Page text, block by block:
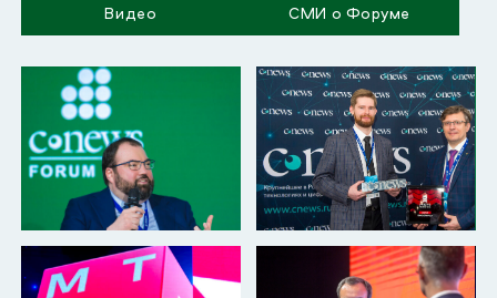
Видео СМИ о Форуме